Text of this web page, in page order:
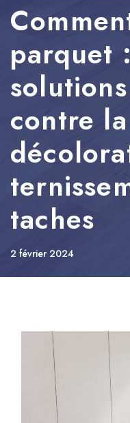
parquet
contre la
taches
2 février 2024